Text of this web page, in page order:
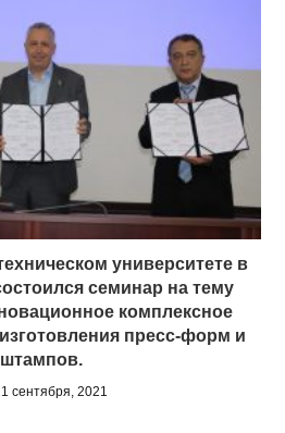
университете в
семинар на тему
комплексное
пресс-форм и
штампов.
сентября, 2021